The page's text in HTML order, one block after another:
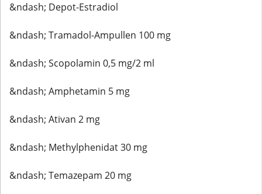
&ndash; Depot-Estradiol
&ndash; Tramadol-Ampullen 100 mg
&ndash; Scopolamin 0,5 mg/2 ml
&ndash; Amphetamin 5 mg
&ndash; Ativan 2 mg
&ndash; Methylphenidat 30 mg
&ndash; Temazepam 20 mg